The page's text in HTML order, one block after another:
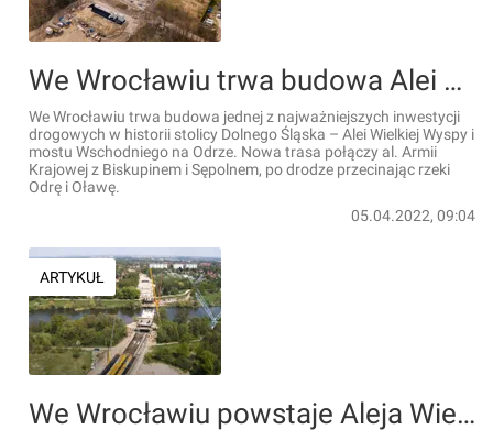
We Wrocławiu trwa budowa Alei Wielkiej Wyspy i mostu Wschodniego [FILM + ZDJĘCIA + WIZUALIZACJE]
We Wrocławiu trwa budowa jednej z najważniejszych inwestycji
drogowych w historii stolicy Dolnego Śląska – Alei Wielkiej Wyspy i
mostu Wschodniego na Odrze. Nowa trasa połączy al. Armii
Krajowej z Biskupinem i Sępolnem, po drodze przecinając rzeki
Odrę i Oławę.
05.04.2022, 09:04
ARTYKUŁ
We Wrocławiu powstaje Aleja Wielkiej Wyspy i most Wschodni [FILM + WIZUALIZACJE]